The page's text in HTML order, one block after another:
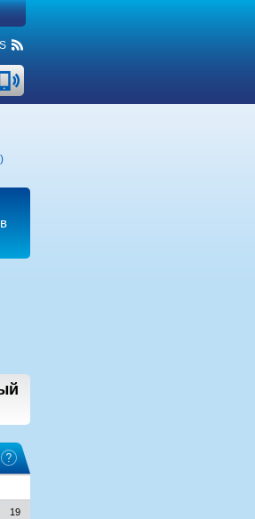
)
19